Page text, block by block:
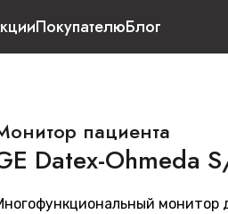
ПокупателюБлог
пациента
Datex-Ohmeda
монитор